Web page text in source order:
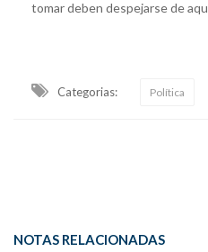
tomar deben despejarse de
Categorias: Política
NOTAS RELACIONADAS